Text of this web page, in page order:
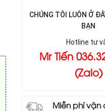
CHÚNG TÔI LUÔN Ở
BẠN
Hotline tư
Mr Tiến
(Zalo)
Miễn phí vận